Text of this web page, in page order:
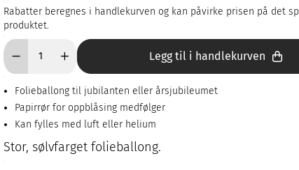
Rabatter beregnes i handlekurven og kan påvirke prisen på det
produktet.
Legg til i handlekurven
Folieballong til jubilanten eller årsjubileumet
Papirrør for oppblåsing medfølger
Kan fylles med luft eller helium
Stor, sølvfarget folieballong.